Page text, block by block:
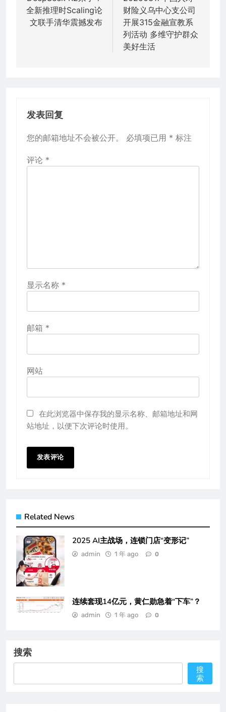
导
全新推理时Scaling论
文联手清华震撼发布
财险义乌中心支公司
开展315金融宣教系
列活动 多维守护群众
美好生活
发表回复
您的邮箱地址不会被公开。 必填项已用 * 标注
评论 *
显示名称 *
邮箱 *
网站
在此浏览器中保存我的显示名称、邮箱地址和网
站地址，以便下次评论时使用。
Related News
2025 AI主战场，连锁门店“变形记”
admin 1 年 ago 0
连续套现14亿元，黄仁勋急着“下车”？
admin 1 年 ago 0
搜索
搜
索